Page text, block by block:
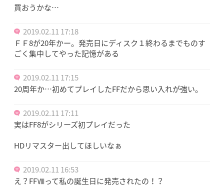
買おうかな…
2019.02.11 17:18
ＦＦ8が20年かー。発売日にディスク１終わるまでものす
ごく集中してやった記憶がある
2019.02.11 17:15
20周年か…初めてプレイしたFFだから思い入れが強い。
2019.02.11 17:11
実はFF8がシリーズ初プレイだった
HDリマスター出してほしいなぁ
2019.02.11 16:53
え？FFⅧって私の誕生日に発売されたの！？